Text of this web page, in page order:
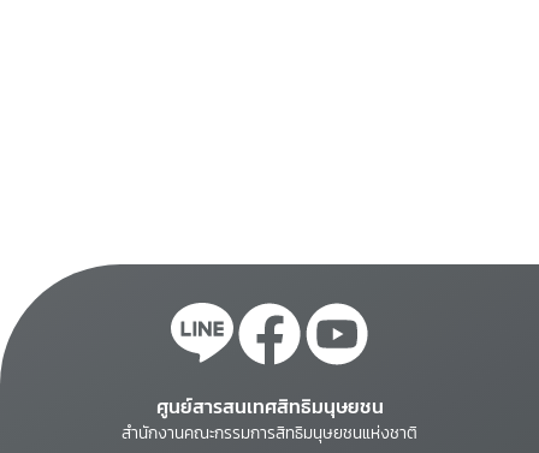
ศูนย์สารสนเทศสิทธิมนุษยชน
สำนักงานคณะกรรมการสิทธิมนุษยชนแห่งชาติ